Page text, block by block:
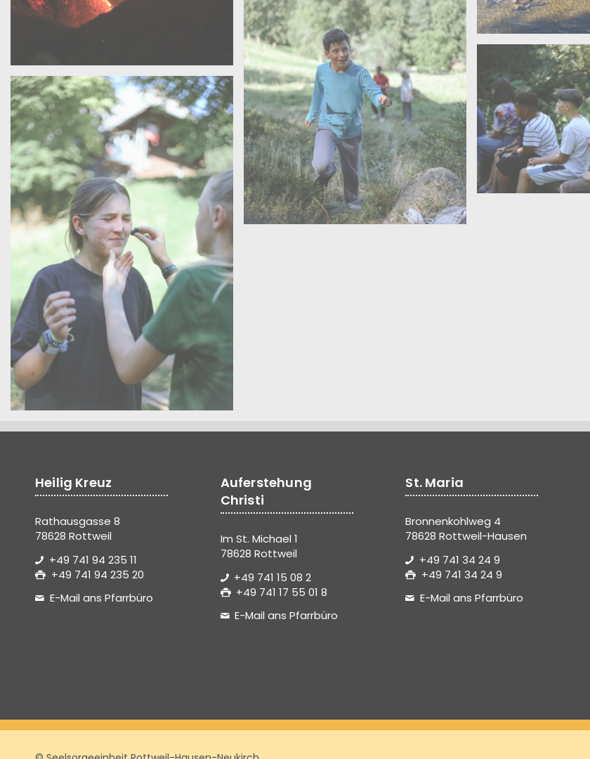
Heilig Kreuz
Rathausgasse 8
78628 Rottweil
+49 741 94 235 11
+49 741 94 235 20
E-Mail ans Pfarrbüro
Auferstehung
Christi
Im St. Michael 1
78628 Rottweil
+49 741 15 08 2
+49 741 17 55 01 8
E-Mail ans Pfarrbüro
St. Maria
Bronnenkohlweg 4
78628 Rottweil-Hausen
+49 741 34 24 9
+49 741 34 24 9
E-Mail ans Pfarrbüro